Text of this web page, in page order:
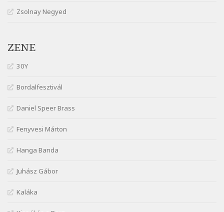
József Attila: Virágos
Szélkiáltó
Szélkiáltó
Szélkiáltó
Kiss Benedek: Vonatozó
Kiss Dénes: Kerékpár
Szélkiáltó
Márai Sándor: A fehér erdő
Szélkiáltó
Márai Sándor: A világ füst
Zsolnay Negyed
ZENE
30Y
Bordalfesztivál
Daniel Speer Brass
Fenyvesi Márton
Hanga Banda
Juhász Gábor
Kaláka